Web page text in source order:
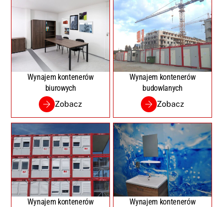
Wynajem kontenerów
biurowych
Zobacz
Wynajem kontenerów
budowlanych
Zobacz
Wynajem kontenerów
Wynajem kontenerów